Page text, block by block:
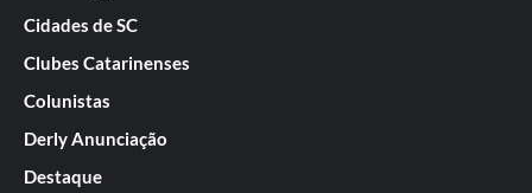
Cidades de SC
Clubes Catarinenses
Colunistas
Derly Anunciação
Destaque